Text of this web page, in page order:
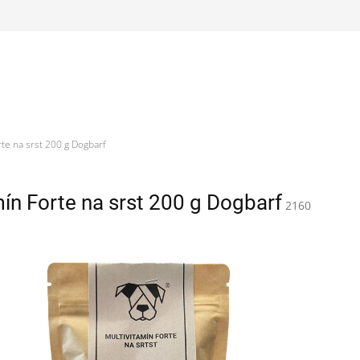
na srst 200 g Dogbarf
Forte na srst 200 g Dogbarf 2160